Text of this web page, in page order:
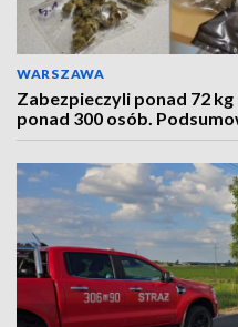
WARSZAWA
Zabezpieczyli ponad 72
ponad 300 osób.